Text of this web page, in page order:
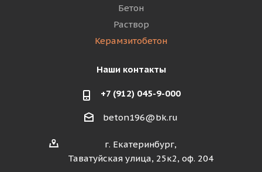
Бетон
Раствор
Керамзитобетон
Наши контакты
+7 (912) 045-9-000
beton196@bk.ru
г. Екатеринбург,
Таватуйская улица, 25к2, оф. 204